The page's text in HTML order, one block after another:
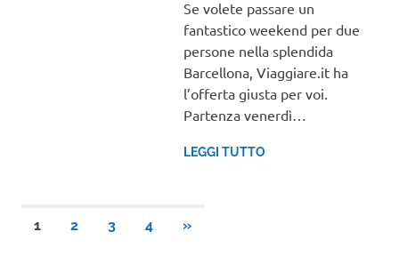
Se volete passare un
fantastico weekend per due
persone nella splendida
Barcellona, Viaggiare.it ha
l’offerta giusta per voi.
Partenza venerdì…
LEGGI TUTTO
Paginazione
1 2 3 4
ARTICOLI
»